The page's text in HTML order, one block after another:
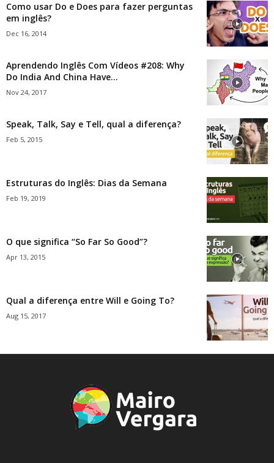
Como usar Do e Does para fazer perguntas
em inglês?
Dec 16, 2014
Aprendendo Inglês Com Vídeos #208: Why
Do India And China Have...
Nov 24, 2017
Speak, Talk, Say e Tell, qual a diferença?
Feb 5, 2015
Estruturas do Inglês: Dias da Semana
Feb 19, 2019
O que significa “So Far So Good”?
Apr 13, 2015
Qual a diferença entre Will e Going To?
Aug 15, 2017